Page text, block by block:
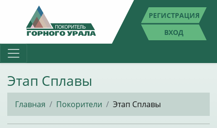
РЕГИСТРАЦИЯ
ВХОД
Этап Сплавы
Главная Покорители Этап Сплавы